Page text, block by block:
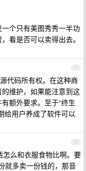
个只有美图秀秀一半功
看是否可以卖得出去。
77
代码所有权。在这种商
维护，如果能注意到这
额外要求。至于“终生
给用户养成了软件可以
78
么和衣服食物比啊。要
就多卖一份钱的，那音